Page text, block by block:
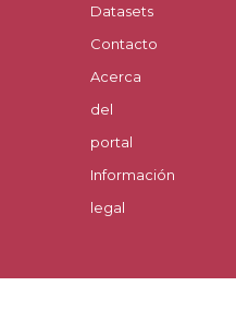
Datasets
Contacto
Acerca
del
portal
Información
legal